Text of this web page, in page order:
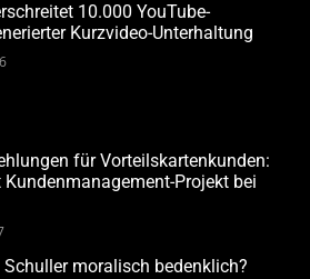
10.000 YouTube-
Kurzvideo-Unterhaltung
für Vorteilskartenkunden:
Kundenmanagement-Projekt bei
moralisch bedenklich?